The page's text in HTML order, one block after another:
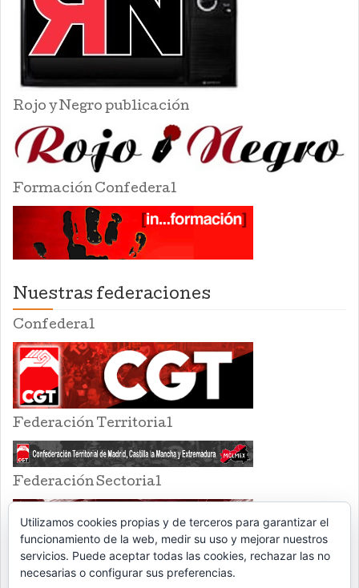
Rojo y Negro publicación
Formación Confederal
Nuestras federaciones
Confederal
Federación Territorial
Federación Sectorial
Utilizamos cookies propias y de terceros para garantizar el
funcionamiento de la web, medir su uso y mejorar nuestros
servicios. Puede aceptar todas las cookies, rechazar las no
necesarias o configurar sus preferencias.